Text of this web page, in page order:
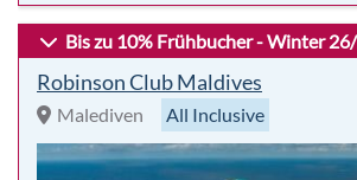
Bis zu 10% Frühbucher - Winter
Robinson Club Maldives
Malediven All Inclusive